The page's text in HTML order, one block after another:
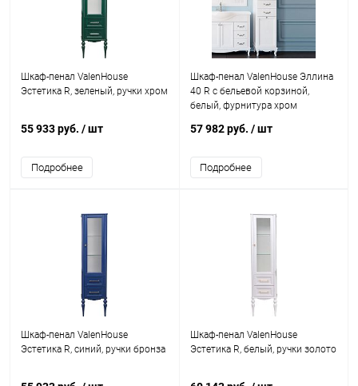
Шкаф-пенал ValenHouse
Эстетика R, зеленый, ручки хром
55 933 руб. / шт
Подробнее
Шкаф-пенал ValenHouse Эллина
40 R с бельевой корзиной,
белый, фурнитура хром
57 982 руб. / шт
Подробнее
Шкаф-пенал ValenHouse
Эстетика R, синий, ручки бронза
Шкаф-пенал ValenHouse
Эстетика R, белый, ручки золото